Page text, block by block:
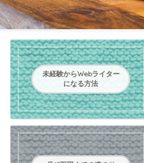
未経験からWebライター
になる方法